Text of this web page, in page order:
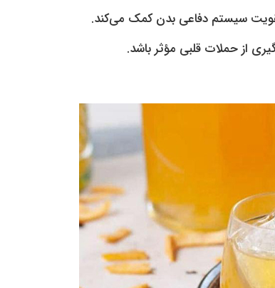
سیستم دفاعی بدن کمک می‌کند.
از حملات قلبی مؤثر باشد.